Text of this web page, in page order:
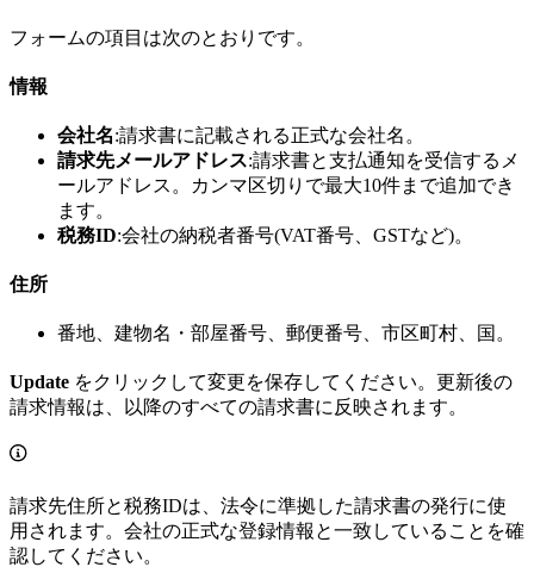
フォームの項目は次のとおりです。
情報
会社名:請求書に記載される正式な会社名。
請求先メールアドレス:請求書と支払通知を受信するメ
ールアドレス。カンマ区切りで最大10件まで追加でき
ます。
税務ID:会社の納税者番号(VAT番号、GSTなど)。
住所
番地、建物名・部屋番号、郵便番号、市区町村、国。
Update をクリックして変更を保存してください。更新後の
請求情報は、以降のすべての請求書に反映されます。
請求先住所と税務IDは、法令に準拠した請求書の発行に使
用されます。会社の正式な登録情報と一致していることを確
認してください。